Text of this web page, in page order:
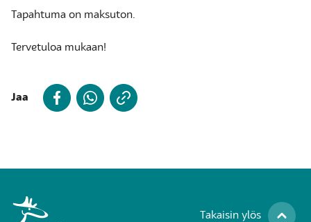
Tapahtuma on maksuton.
Tervetuloa mukaan!
Jaa
Takaisin ylös